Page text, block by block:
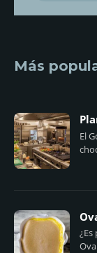
Más
El